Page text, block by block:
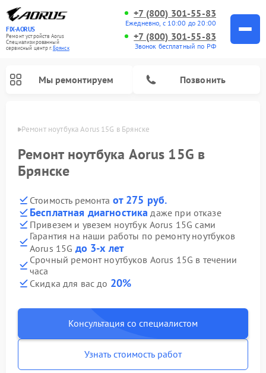
FIX-AORUS
Ремонт устройств Aorus
Специализированный
cервисный центр г.Брянск
+7 (800) 301-55-83
Ежедневно, с 10:00 до 20:00
+7 (800) 301-55-83
Звонок бесплатный по РФ
Мы ремонтируем Позвонить
Ремонт ноутбука Aorus 15G в Брянске
Ремонт ноутбука Aorus 15G в
Брянске
Стоимость ремонта от 275 руб.
Бесплатная диагностика даже при отказе
Привезем и увезем ноутбук Aorus 15G сами
Гарантия на наши работы по ремонту ноутбуков
Aorus 15G до 3-х лет
Срочный ремонт ноутбуков Aorus 15G в течении
часа
Скидка для вас до 20%
Консультация со специалистом
Узнать стоимость работ